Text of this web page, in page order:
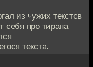
из чужих текстов
себя про тирана
текста.